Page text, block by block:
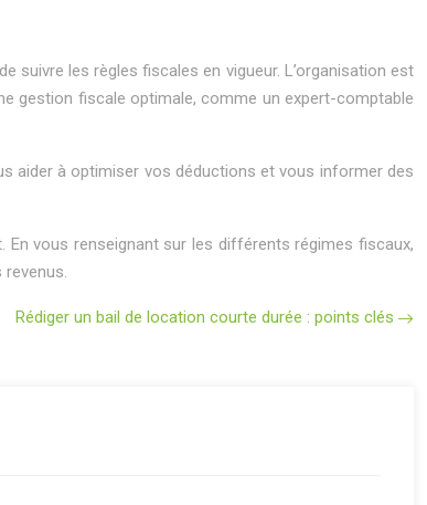
les règles fiscales en vigueur. L’organisation est
gestion fiscale optimale, comme un expert-comptable
aider à optimiser vos déductions et vous informer des
vous renseignant sur les différents régimes fiscaux,
Rédiger un bail de location courte durée : points clés